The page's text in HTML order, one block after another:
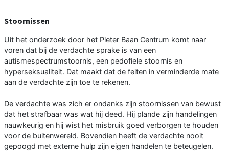
Stoornissen
Uit het onderzoek door het Pieter Baan Centrum komt naar
voren dat bij de verdachte sprake is van een
autismespectrumstoornis, een pedofiele stoornis en
hyperseksualiteit. Dat maakt dat de feiten in verminderde mate
aan de verdachte zijn toe te rekenen.
De verdachte was zich er ondanks zijn stoornissen van bewust
dat het strafbaar was wat hij deed. Hij plande zijn handelingen
nauwkeurig en hij wist het misbruik goed verborgen te houden
voor de buitenwereld. Bovendien heeft de verdachte nooit
gepoogd met externe hulp zijn eigen handelen te beteugelen.